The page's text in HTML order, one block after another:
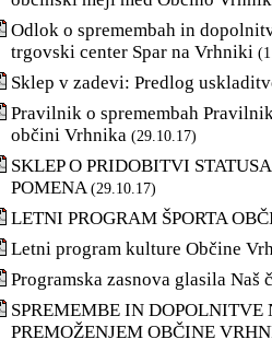
Odlok o spremembah in
trgovski center Spar na Vrhniki
Sklep v zadevi: Predlog
Pravilnik o spremembah
občini Vrhnika (29.10.17)
SKLEP O PRIDOBITVI
POMENA (29.10.17)
LETNI PROGRAM ŠPORTA
Letni program kulture Občine
Programska zasnova glasila Naš
SPREMEMBE IN
PREMOŽENJEM OBČINE